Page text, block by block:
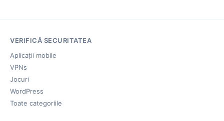
VERIFICĂ SECURITATEA
Aplicații mobile
VPNs
Jocuri
WordPress
Toate categoriile